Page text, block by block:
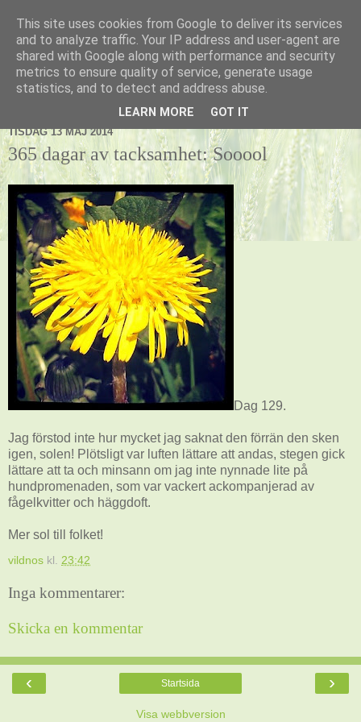
Kennel Vildnos
TISDAG 13 MAJ 2014
365 dagar av tacksamhet: Sooool
Dag 129.
Jag förstod inte hur mycket jag saknat den förrän den sken
igen, solen! Plötsligt var luften lättare att andas, stegen gick
lättare att ta och minsann om jag inte nynnade lite på
hundpromenaden, som var vackert ackompanjerad av
fågelkvitter och häggdoft.
Mer sol till folket!
vildnos kl. 23:42
Inga kommentarer:
Skicka en kommentar
‹ ›
Startsida
Visa webbversion
This site uses cookies from Google to deliver its services
and to analyze traffic. Your IP address and user-agent are
shared with Google along with performance and security
metrics to ensure quality of service, generate usage
statistics, and to detect and address abuse.
LEARN MORE GOT IT